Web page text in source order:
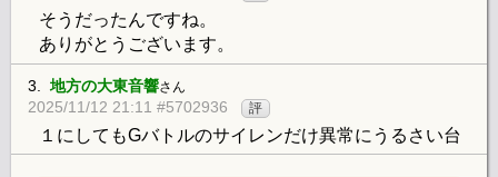
そうだったんですね。
ありがとうございます。
3. 地方の大東音響さん
2025/11/12 21:11 #5702936 評
１にしてもGバトルのサイレンだけ異常にうるさい台